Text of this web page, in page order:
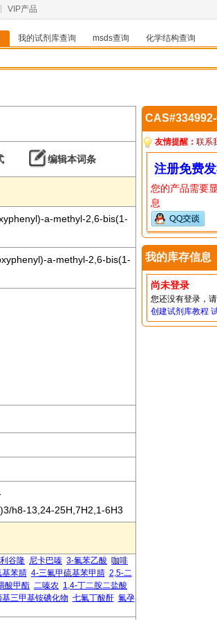
VIP产品
我的试剂库查询 msds查询
化学结构查询
编辑本词条
a-methyl-2,6-bis(1-
a-methyl-2,6-bis(1-
h8-13,24-25H,7H2,1-6H3
利谷隆 尼卡巴嗪 3-氟苯乙酸 咖啡
苯腈 4-三氟甲硫基苯甲腈 2,5-二
酸甲酯 二嗪农 1,4-丁二胺二盐酸
三甲基铵碘化物 七氟丁酸酐 氟孕
友情提醒： 联系
注册免费
您的产品需要
息
我的库存信息
尚未登录
您还没有登录，
创建试剂库教程